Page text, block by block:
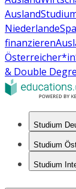
Ausland
Niederlande
finanzieren
Österreicher*in
& Double
Studium
Studium
Studium